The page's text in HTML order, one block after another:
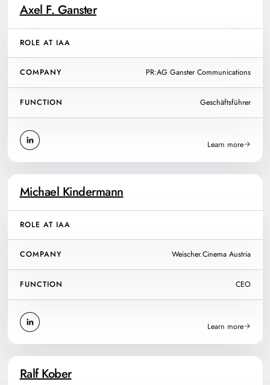
Axel F. Ganster
ROLE AT IAA
COMPANY PR:AG Ganster Communications
FUNCTION Geschäftsführer
Learn more
Michael Kindermann
ROLE AT IAA
COMPANY Weischer.Cinema Austria
FUNCTION CEO
Learn more
Ralf Kober